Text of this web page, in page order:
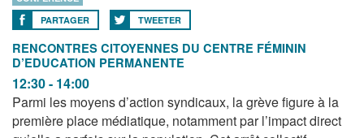
PARTAGER
TWEETER
RENCONTRES CITOYENNES DU CENTRE FÉMININ
D’EDUCATION PERMANENTE
12:30 - 14:00
Parmi les moyens d’action syndicaux, la grève figure à la
première place médiatique, notamment par l’impact direct